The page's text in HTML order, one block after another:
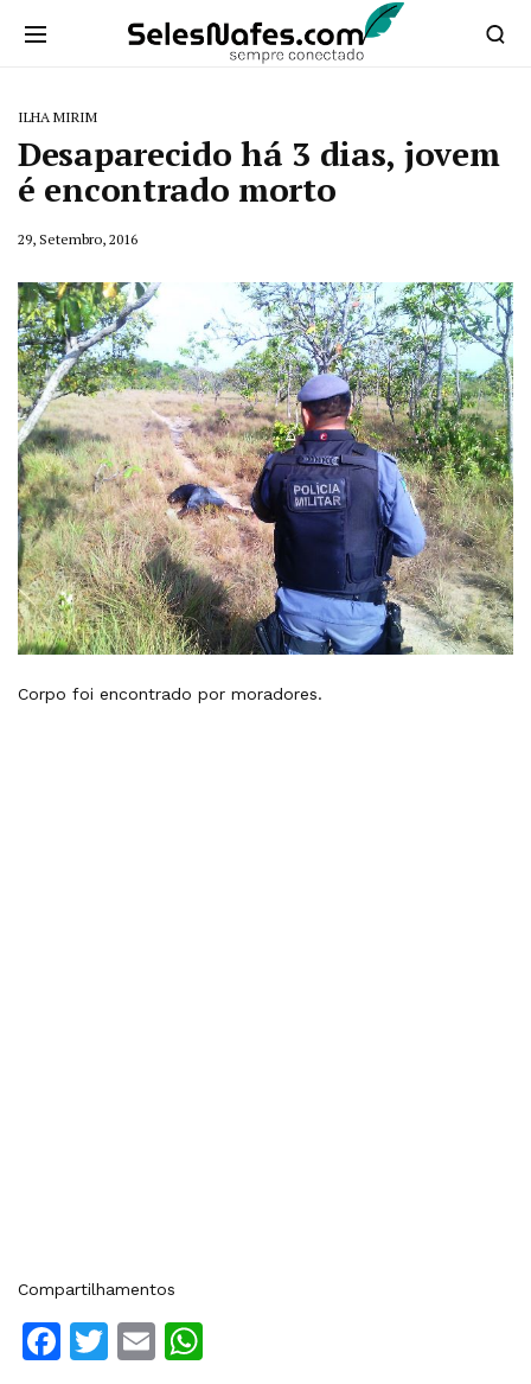
ILHA MIRIM
Desaparecido há 3 dias, jovem
é encontrado morto
29, Setembro, 2016
Corpo foi encontrado por moradores.
Compartilhamentos
Facebook
Twitter
Email